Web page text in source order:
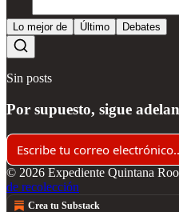
Lo mejor de Último Debates
Sin posts
Por supuesto, sigue
© 2026 Expediente Quintana Roo
de recolección
Crea tu Substack